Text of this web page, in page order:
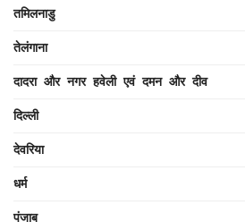
तमिलनाडु
तेलंगाना
दादरा और नगर हवेली एवं दमन और दीव
दिल्ली
देवरिया
धर्म
पंजाब